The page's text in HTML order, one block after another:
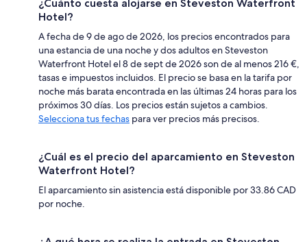
¿Cuánto cuesta alojarse en Steveston Waterfront
Hotel?
A fecha de 9 de ago de 2026, los precios encontrados para
una estancia de una noche y dos adultos en Steveston
Waterfront Hotel el 8 de sept de 2026 son de al menos 216 €,
tasas e impuestos incluidos. El precio se basa en la tarifa por
noche más barata encontrada en las últimas 24 horas para los
próximos 30 días. Los precios están sujetos a cambios.
Selecciona tus fechas para ver precios más precisos.
¿Cuál es el precio del aparcamiento en Steveston
Waterfront Hotel?
El aparcamiento sin asistencia está disponible por 33.86 CAD
por noche.